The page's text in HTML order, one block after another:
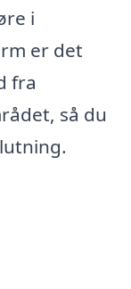
i
er det
fra
så du